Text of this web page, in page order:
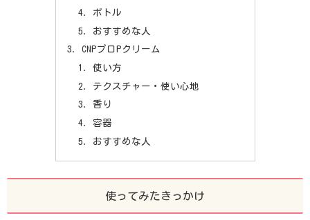
ボトル
おすすめな人
CNPプロPクリーム
使い方
テクスチャー・使い心地
香り
容器
おすすめな人
使ってみたきっかけ